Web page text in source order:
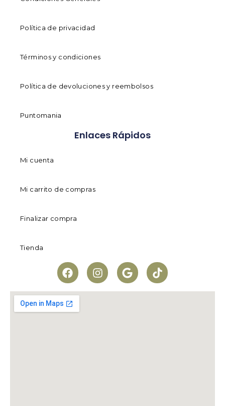
Política de privacidad
Términos y condiciones
Política de devoluciones y reembolsos
Puntomania
Enlaces Rápidos
Mi cuenta
Mi carrito de compras
Finalizar compra
Tienda